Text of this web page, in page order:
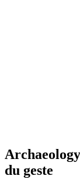
du geste